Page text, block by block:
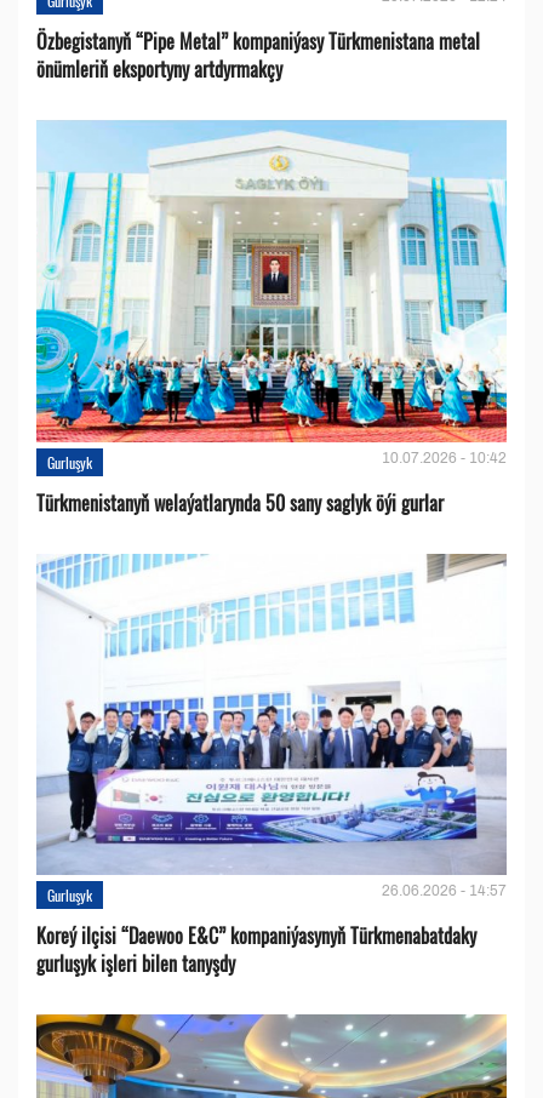
Özbegistanyň “Pipe Metal” kompaniýasy Türkmenistana metal
önümleriň eksportyny artdyrmakçy
Gurluşyk 10.07.2026 - 10:42
Türkmenistanyň welaýatlarynda 50 sany saglyk öýi gurlar
Gurluşyk 26.06.2026 - 14:57
Koreý ilçisi “Daewoo E&C” kompaniýasynyň Türkmenabatdaky
gurluşyk işleri bilen tanyşdy